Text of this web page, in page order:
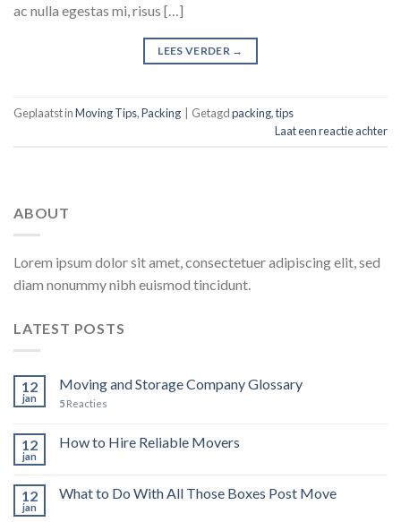
ac nulla egestas mi, risus […]
LEES VERDER →
Geplaatst inMoving Tips,Packing Getagdpacking,tips
Laat een reactie achter
ABOUT
Lorem ipsum dolor sit amet, consectetuer adipiscing elit, sed
diam nonummy nibh euismod tincidunt.
LATEST POSTS
12
jan
Moving and Storage Company Glossary
5 Reacties
12
jan
How to Hire Reliable Movers
12
jan
What to Do With All Those Boxes Post Move